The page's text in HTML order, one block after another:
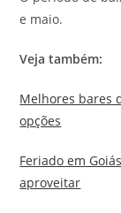
e maio.
Veja também:
Melhores bares
opções
Feriado em
aproveitar